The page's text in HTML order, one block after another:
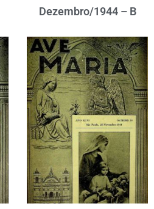
Dezembro/1944 – B